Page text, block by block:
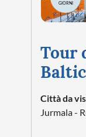
GIORNI
Tour
Città da
Jurmala -